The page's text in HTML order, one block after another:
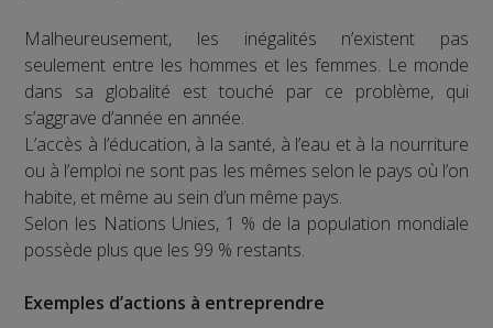
Malheureusement, les inégalités n’existent pas
seulement entre les hommes et les femmes. Le monde
dans sa globalité est touché par ce problème, qui
s’aggrave d’année en année.
L’accès à l’éducation, à la santé, à l’eau et à la nourriture
ou à l’emploi ne sont pas les mêmes selon le pays où l’on
habite, et même au sein d’un même pays.
Selon les Nations Unies, 1 % de la population mondiale
possède plus que les 99 % restants.
Exemples d’actions à entreprendre